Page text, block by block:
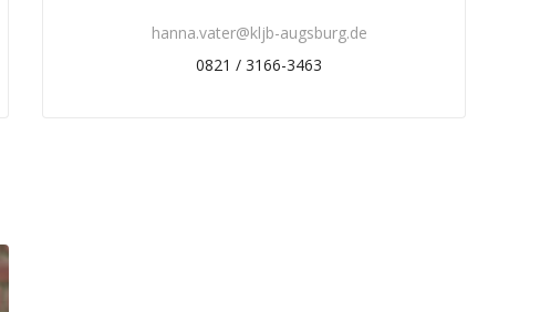
hanna.vater@kljb-augsburg.de
0821 / 3166-3463